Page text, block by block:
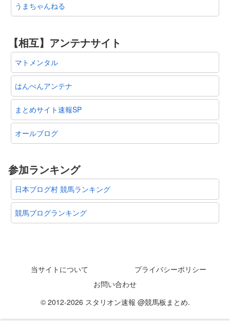
うまちゃんねる
【相互】アンテナサイト
マトメンタル
はんぺんアンテナ
まとめサイト速報SP
オールブログ
参加ランキング
日本ブログ村 競馬ランキング
競馬ブログランキング
当サイトについて
プライバシーポリシー
お問い合わせ
© 2012-2026 スタリオン速報 @競馬板まとめ.